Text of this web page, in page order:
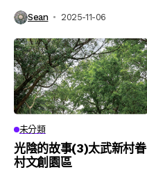
Sean 2025-11-06
未分類
光陰的故事(3)太武新村眷
村文創園區